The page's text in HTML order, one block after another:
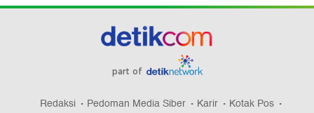
part of
Redaksi Pedoman Media Siber Karir
Kotak Pos